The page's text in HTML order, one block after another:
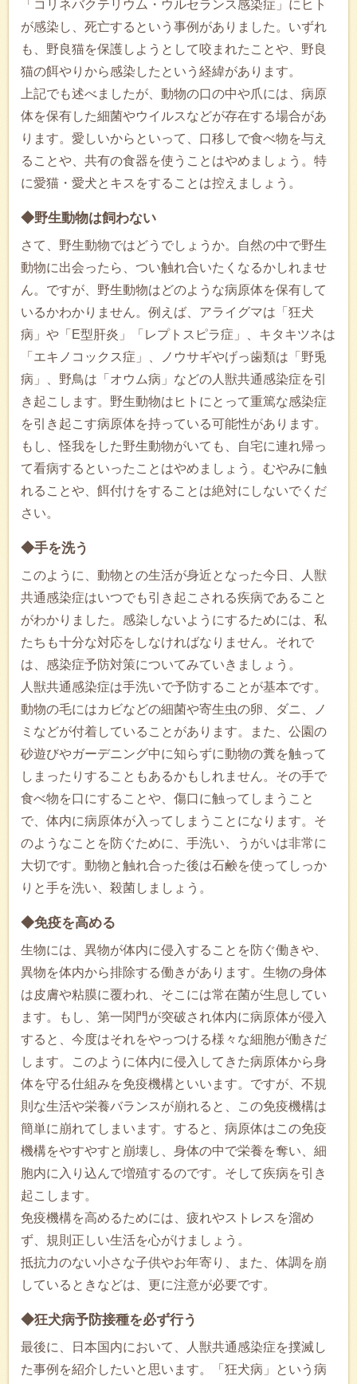
「コリネバクテリウム・ウルセランス感染症」にヒト
が感染し、死亡するという事例がありました。いずれ
も、野良猫を保護しようとして咬まれたことや、野良
猫の餌やりから感染したという経緯があります。
上記でも述べましたが、動物の口の中や爪には、病原
体を保有した細菌やウイルスなどが存在する場合があ
ります。愛しいからといって、口移しで食べ物を与え
ることや、共有の食器を使うことはやめましょう。特
に愛猫・愛犬とキスをすることは控えましょう。
◆野生動物は飼わない
さて、野生動物ではどうでしょうか。自然の中で野生
動物に出会ったら、つい触れ合いたくなるかしれませ
ん。ですが、野生動物はどのような病原体を保有して
いるかわかりません。例えば、アライグマは「狂犬
病」や「E型肝炎」「レプトスピラ症」、キタキツネは
「エキノコックス症」、ノウサギやげっ歯類は「野兎
病」、野鳥は「オウム病」などの人獣共通感染症を引
き起こします。野生動物はヒトにとって重篤な感染症
を引き起こす病原体を持っている可能性があります。
もし、怪我をした野生動物がいても、自宅に連れ帰っ
て看病するといったことはやめましょう。むやみに触
れることや、餌付けをすることは絶対にしないでくだ
さい。
◆手を洗う
このように、動物との生活が身近となった今日、人獣
共通感染症はいつでも引き起こされる疾病であること
がわかりました。感染しないようにするためには、私
たちも十分な対応をしなければなりません。それで
は、感染症予防対策についてみていきましょう。
人獣共通感染症は手洗いで予防することが基本です。
動物の毛にはカビなどの細菌や寄生虫の卵、ダニ、ノ
ミなどが付着していることがあります。また、公園の
砂遊びやガーデニング中に知らずに動物の糞を触って
しまったりすることもあるかもしれません。その手で
食べ物を口にすることや、傷口に触ってしまうこと
で、体内に病原体が入ってしまうことになります。そ
のようなことを防ぐために、手洗い、うがいは非常に
大切です。動物と触れ合った後は石鹸を使ってしっか
りと手を洗い、殺菌しましょう。
◆免疫を高める
生物には、異物が体内に侵入することを防ぐ働きや、
異物を体内から排除する働きがあります。生物の身体
は皮膚や粘膜に覆われ、そこには常在菌が生息してい
ます。もし、第一関門が突破され体内に病原体が侵入
すると、今度はそれをやっつける様々な細胞が働きだ
します。このように体内に侵入してきた病原体から身
体を守る仕組みを免疫機構といいます。ですが、不規
則な生活や栄養バランスが崩れると、この免疫機構は
簡単に崩れてしまいます。すると、病原体はこの免疫
機構をやすやすと崩壊し、身体の中で栄養を奪い、細
胞内に入り込んで増殖するのです。そして疾病を引き
起こします。
免疫機構を高めるためには、疲れやストレスを溜め
ず、規則正しい生活を心がけましょう。
抵抗力のない小さな子供やお年寄り、また、体調を崩
しているときなどは、更に注意が必要です。
◆狂犬病予防接種を必ず行う
最後に、日本国内において、人獣共通感染症を撲滅し
た事例を紹介したいと思います。「狂犬病」という病